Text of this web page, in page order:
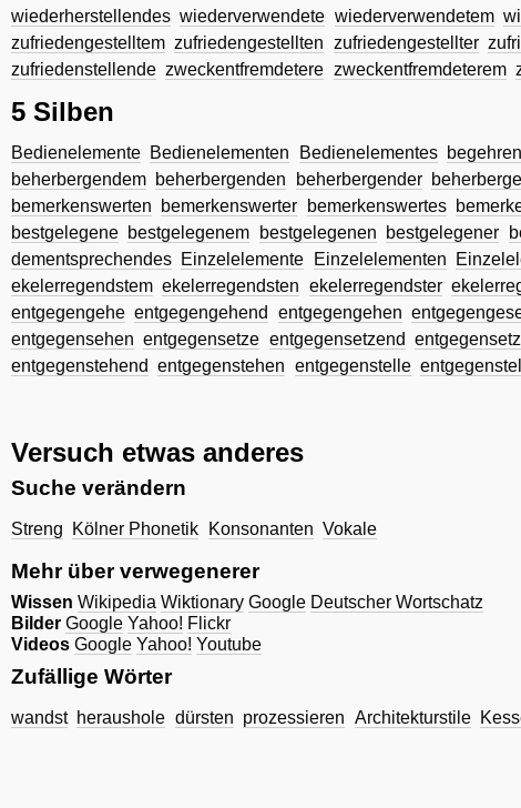
wiederherstellendes wiederverwendete wiederverwendetem
zufriedengestelltem zufriedengestellten zufriedengestellter
zufriedenstellende zweckentfremdetere zweckentfremdeterem
5 Silben
Bedienelemente Bedienelementen Bedienelementes
beherbergendem beherbergenden beherbergender
bemerkenswerten
bemerkenswerter bemerkenswertes
bestgelegene bestgelegenem bestgelegenen bestgelegener
dementsprechendes Einzelelemente Einzelelementen
ekelerregendstem ekelerregendsten ekelerregendster
entgegengehe entgegengehend entgegengehen
entgegensehen entgegensetze entgegensetzend
entgegenstehend
entgegenstehen entgegenstelle
Versuch etwas anderes
Suche verändern
Streng Kölner Phonetik Konsonanten Vokale
Mehr über verwegenerer
Wissen Wikipedia Wiktionary Google Deutscher Wortschatz
Bilder Google Yahoo! Flickr
Videos Google Yahoo! Youtube
Zufällige Wörter
wandst heraushole dürsten prozessieren Architekturstile